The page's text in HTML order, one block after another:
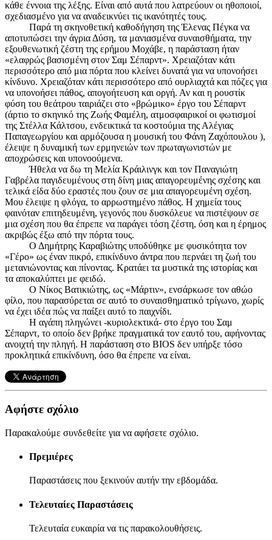
κάθε έννοια της λέξης. Είναι από αυτά που λατρεύουν οι ηθοποιοί,
σχεδιασμένο για να αναδεικνύει τις ικανότητές τους.
Παρά τη σκηνοθετική καθοδήγηση της Έλενας Πέγκα να
αποτυπώσει την άγρια Δύση, τα μανιασμένα συναισθήματα, την
εξουθενωτική ζέστη της ερήμου Μοχάβε, η παράσταση ήταν
«ελαφρώς βασισμένη στον Σαμ Σέπαρντ». Χρειαζόταν κάτι
περισσότερο από μια πόρτα που κλείνει δυνατά για να υπονοήσει
κίνδυνο. Χρειαζόταν κάτι περισσότερο από ουρλιαχτά και πόζες για
να υπονοήσει πάθος, απογοήτευση και οργή. Αν και η ρουστίκ
φύση του θεάτρου ταιριάζει στο «βρώμικο» έργο του Σέπαρντ
(άρτιο το σκηνικό της Ζωής Φαμέλη, ατμοσφαιρικοί οι φωτισμοί
της Στέλλα Κάλτσου, ενδεικτικά τα κοστούμια της Αλέγιας
Παπαγεωργίου και αρμόζουσα η μουσική του Φάνη Ζαχόπουλου ),
έλειψε η δυναμική των ερμηνειών των πρωταγωνιστών με
αποχρώσεις και υπονοούμενα.
Ήθελα να δω τη Μελία Κράιλινγκ και τον Παναγιώτη
Γαβρέλα παγιδευμένους στη δίνη μιας απαγορευμένης σχέσης και
τελικά είδα δύο εραστές που ζουν σε μια απαγορευμένη σχέση.
Μου έλειψε η φλόγα, το αρρωστημένο πάθος. Η χημεία τους
φαινόταν επιτηδευμένη, γεγονός που δυσκόλευε να πιστέψουν σε
μια σχέση που θα έπρεπε να παράγει τόση ζέστη, όση και η έρημος
ακριβώς έξω από την πόρτα τους.
Ο Δημήτρης Καραβιώτης υποδύθηκε με φυσικότητα τον
«Γέρο» ως έναν πικρό, επικίνδυνο άντρα που περνάει τη ζωή του
μετανιώνοντας και πίνοντας. Κρατάει τα μυστικά της ιστορίας και
τα αποκαλύπτει με φειδώ.
Ο Νίκος Βατικιώτης, ως «Μάρτιν», ενσάρκωσε τον αθώο
φίλο, που παρασύρεται σε αυτό το συναισθηματικό τρίγωνο, χωρίς
να έχει ιδέα πώς να παίξει αυτό το παιχνίδι.
Η αγάπη πληγώνει -κυριολεκτικά- στο έργο του Σαμ
Σέπαρντ, το οποίο δεν βρήκε πραγματικά τον εαυτό του, αφήνοντας
ανοιχτή την πληγή. Η παράσταση στο BIOS δεν υπήρξε τόσο
προκλητικά επικίνδυνη, όσο θα έπρεπε να είναι.
Αφήστε σχόλιο
Παρακαλούμε συνδεθείτε για να αφήσετε σχόλιο.
Πρεμιέρες
Παραστάσεις που ξεκινούν αυτήν την εβδομάδα.
Τελευταίες Παραστάσεις
Τελευταία ευκαιρία να τις παρακολουθήσεις.